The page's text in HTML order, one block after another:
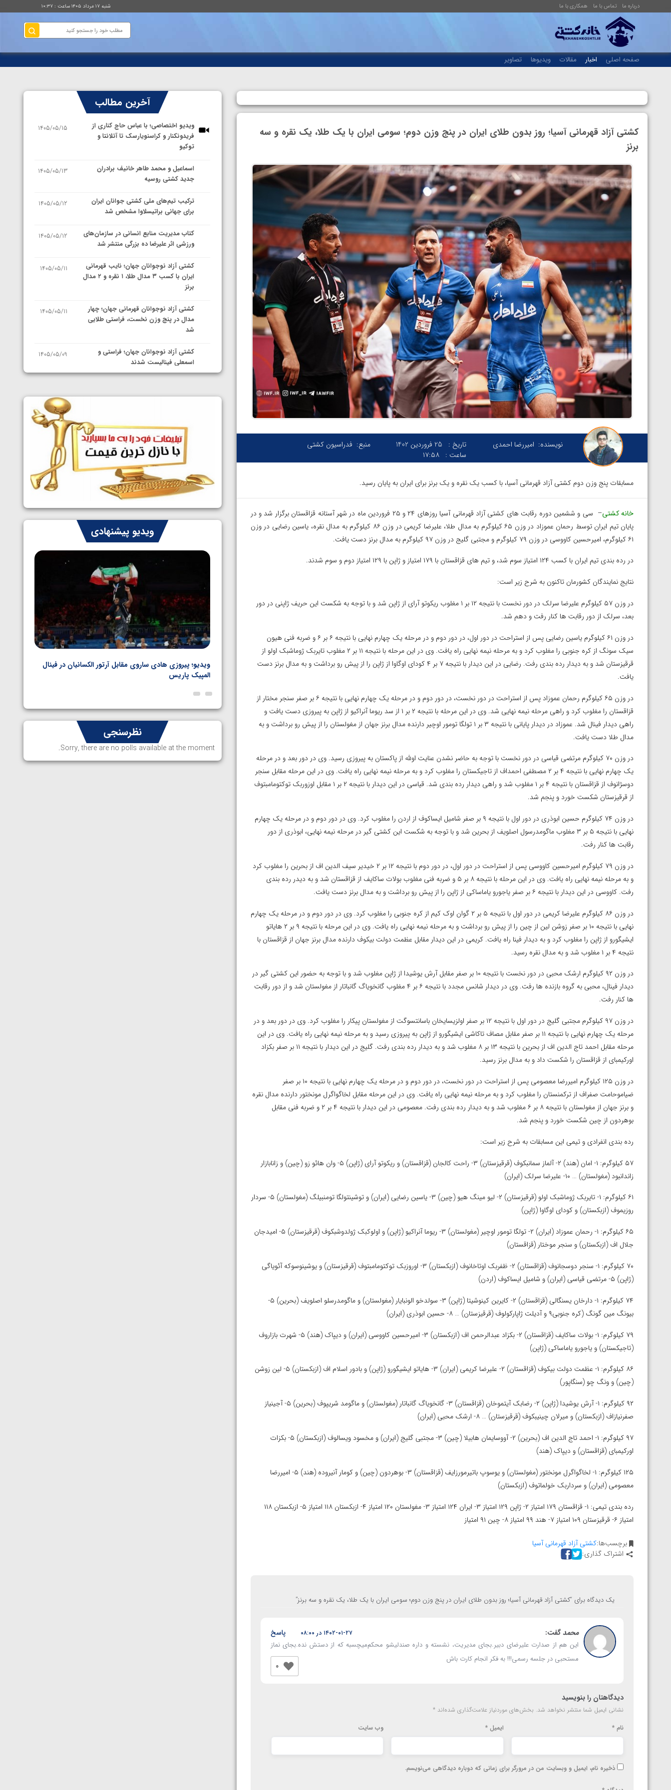
درباره ما تماس با ما همکاری با ما شنبه ۱۷ مرداد ۱۴۰۵ ساعت : ۱۰:۳۷
صفحه اصلی اخبار مقالات ویدیوها تصاویر
کشتی آزاد قهرمانی آسیا؛ روز بدون طلای ایران در پنج وزن دوم؛ سومی ایران با یک طلا، یک نقره و سه
برنز
نویسنده: امیررضا احمدی تاریخ :
25 فروردین 1402
ساعت : ۱۷:۵۸
منبع: فدراسیون کشتی
مسابقات پنج وزن دوم کشتی آزاد قهرمانی آسیا، با کسب یک نقره و یک برنز برای ایران به پایان رسید.
خانه کشتی
– سی و ششمین دوره رقابت های کشتی آزاد قهرمانی آسیا روزهای ۲۴ و ۲۵ فروردین ماه در شهر آستانه قزاقستان برگزار شد و در
پایان تیم ایران توسط رحمان عموزاد در وزن ۶۵ کیلوگرم به مدال طلا، علیرضا کریمی در وزن ۸۶ کیلوگرم به مدال نقره، یاسین رضایی در وزن
۶۱ کیلوگرم، امیرحسین کاووسی در وزن ۷۹ کیلوگرم و مجتبی گلیج در وزن ۹۷ کیلوگرم به مدال برنز دست یافت.
در رده بندی تیم ایران با کسب ۱۲۴ امتیاز سوم شد، و تیم های قزاقستان با ۱۷۹ امتیاز و ژاپن با ۱۲۹ امتیاز دوم و سوم شدند.
نتایج نمایندگان کشورمان تاکنون به شرح زیر است:
در وزن ۵۷ کیلوگرم علیرضا سرلک در دور نخست با نتیجه ۱۲ بر ۱ مغلوب ریکوتو آرای از ژاپن شد و با توجه به شکست این حریف ژاپنی در دور
بعد، سرلک از دور رقابت ها کنار رفت و دهم شد.
در وزن ۶۱ کیلوگرم یاسین رضایی پس از استراحت در دور اول، در دور دوم و در مرحله یک چهارم نهایی با نتیجه ۶ بر ۶ و ضربه فنی هیون
سیک سونگ از کره جنوبی را مغلوب کرد و به مرحله نیمه نهایی راه یافت. وی در این مرحله با نتیجه ۱۱ بر ۲ مغلوب تایربک ژوماشبک اولو از
قرقیزستان شد و به دیدار رده بندی رفت. رضایی در این دیدار با نتیجه ۷ بر ۴ کودای اوگاوا از ژاپن را از پیش رو برداشت و به مدال برنز دست
یافت.
در وزن ۶۵ کیلوگرم رحمان عموزاد پس از استراحت در دور نخست، در دور دوم و در مرحله یک چهارم نهایی با نتیجه ۶ بر صفر سنجر مختار از
قزاقستان را مغلوب کرد و راهی مرحله نیمه نهایی شد. وی در این مرحله با نتیجه ۲ بر ۱ از سد ریوما آنراکیو از ژاپن به پیروزی دست یافت و
راهی دیدار فینال شد. عموزاد در دیدار پایانی با نتیجه ۳ بر ۱ تولگا تومور اوچیر دارنده مدال برنز جهان از مغولستان را از پیش رو برداشت و به
مدال طلا دست یافت.
در وزن ۷۰ کیلوگرم مرتضی قیاسی در دور نخست با توجه به حاضر نشدن عنایت اولله از پاکستان به پیروزی رسید. وی در دور بعد و در مرحله
یک چهارم نهایی با نتیجه ۴ بر ۲ مصطفی احمداف از تاجیکستان را مغلوب کرد و به مرحله نیمه نهایی راه یافت. وی در این مرحله مقابل سنجر
دوسژانوف از قزاقستان با نتیجه ۴ بر ۱ مغلوب شد و راهی دیدار رده بندی شد. قیاسی در این دیدار با نتیجه ۲ بر ۱ مقابل اوزوربک توکتومامبتوف
از قرقیزستان شکست خورد و پنجم شد.
در وزن ۷۴ کیلوگرم حسین ابوذری در دور اول با نتیجه ۹ بر صفر شامیل ایساکوف از اردن را مغلوب کرد. وی در دور دوم و در مرحله یک چهارم
نهایی با نتیجه ۵ بر ۳ مغلوب ماگومدرسول اصلویف از بحرین شد و با توجه به شکست این کشتی گیر در مرحله نیمه نهایی، ابوذری از دور
رقابت ها کنار رفت.
در وزن ۷۹ کیلوگرم امیرحسین کاووسی پس از استراحت در دور اول، در دور دوم با نتیجه ۱۲ بر ۲ خیدیر سیف الدین اف از بحرین را مغلوب کرد
و به مرحله نیمه نهایی راه یافت. وی در این مرحله با نتیجه ۸ بر ۵ و ضربه فنی مغلوب بولات ساکایف از قزاقستان شد و به دیدر رده بندی
رفت. کاووسی در این دیدار با نتیجه ۶ بر صفر یاجورو یاماساکی از ژاپن را از پیش رو برداشت و به مدال برنز دست یافت.
در وزن ۸۶ کیلوگرم علیرضا کریمی در دور اول با نتیجه ۵ بر ۲ گوان اوک کیم از کره جنوبی را مغلوب کرد. وی در دور دوم و در مرحله یک چهارم
نهایی با نتیجه ۱۰ بر صفر زوشن لین از چین را از پیش رو برداشت و به مرحله نیمه نهایی راه یافت. وی در این مرحله با نتیجه ۹ بر ۲ هایاتو
ایشیگورو از ژاپن را مغلوب کرد و به دیدار فینا راه یافت. کریمی در این دیدار مقابل عظمت دولت بیکوف دارنده مدال برنز جهان از قزاقستان با
نتیجه ۴ بر ۱ مغلوب شد و به مدال نقره رسید.
در وزن ۹۲ کیلوگرم ارشک محبی در دور نخست با نتیجه ۱۰ بر صفر مقابل آرش یوشیدا از ژاپن مغلوب شد و با توجه به حضور این کشتی گیر در
دیدار فینال،‌ محبی به گروه بازنده ها رفت. وی در دیدار شانس مجدد با نتیجه ۶ بر ۴ مغلوب گانخویاگ گانباتار از مغولستان شد و از دور رقابت
ها کنار رفت.
در وزن ۹۷ کیلوگرم مجتبی گلیج در دور اول با نتیجه ۱۲ بر صفر اولزیسایخان باسانتسوگت از مغولستان پیکار را مغلوب کرد. وی در دور بعد و در
مرحله یک چهارم نهایی با نتیجه ۱۱ بر صفر مقابل مصاف تاکاشی ایشیگورو از ژاپن به پیروزی رسید و به مرحله نیمه نهایی راه یافت. وی در این
مرحله مقابل احمد تاج الدین اف از بحرین با نتیجه ۱۳ بر ۸ مغلوب شد و به دیدار رده بندی رفت. گلیج در این دیدار با نتیجه ۱۱ بر صفر بکزاد
اورکیمبای از قزاقستان را شکست داد و به مدال برنز رسید.
در وزن ۱۲۵ کیلوگرم امیررضا معصومی پس از استراحت در دور نخست،‌ در دور دوم و در مرحله یک چهارم نهایی با نتیجه ۱۰ بر صفر
ضیاموحامت صفراف از ترکمنستان را مغلوب کرد و به مرحله نیمه نهایی راه یافت. وی در این مرحله مقابل لخاگواگرل مونختور دارنده مدال نقره
و برنز جهان از مغولستان با نتیجه ۸ بر ۶ مغلوب شد و به دیدار رده بندی رفت. معصومی در این دیدار با نتیجه ۴ بر ۲ و ضربه فنی مقابل
بوهردون از چین شکست خورد و پنجم شد.
رده بندی انفرادی و تیمی این مسابقات به شرح زیر است:
۵۷ کیلوگرم: ۱- امان (هند) ۲- آلماز سمانبکوف (قرقیزستان) ۳- راحت کالجان (قزاقستان) و ریکوتو آرای (ژاپن) ۵- وان هائو زو (چین) و زانابازار
زاندانبود (مغولستان) … ۱۰- علیرضا سرلک (ایران)
۶۱ کیلوگرم: ۱- تایربک ژوماشبک اولو (قرقیزستان) ۲- لیو مینگ هیو (چین) ۳- یاسین رضایی (ایران) و توشینتولگا تومنبیلگ (مغولستان) ۵- سردار
روزیموف (ازبکستان) و کودای اوگاوا (ژاپن)
۶۵ کیلوگرم: ۱- رحمان عموزاد (ایران) ۲- تولگا تومور اوچیر (مغولستان) ۳- ریوما آنراکیو (ژاپن) و اولوکبک ژولدوشبکوف (قرقیزستان) ۵- امیدجان
جلال اف (ازبکستان) و سنجر موختار (قزاقستان)
۷۰ کیلوگرم: ۱- سنجر دوسجانوف (قزاقستان) ۲- ظفربک اوتاخانوف (ازبکستان) ۳- اوروزبک توکتومامبتوف (قرقیزستان) و یوشینوسوکه آئویاگی
(ژاپن) ۵- مرتضی قیاسی (ایران) و شامیل ایساکوف (اردن)
۷۴ کیلوگرم: ۱- دارخان یسنگالی (قزاقستان) ۲- کایرین کینوشیتا (ژاپن) ۳- سولدخو الونبایار (مغولستان) و ماگومدرسلو اصلویف (بحرین) ۵-
بیونگ مین گونگ (کره جنوبی۹ و آدیلت ژاپارکولوف (قرقیزستان) … ۸- حسین ابوذری (ایران)
۷۹ کیلوگرم: ۱- بولات ساکایف (قزاقستان) ۲- بکزاد عبدالرحمن اف (ازبکستان) ۳- امیرحسین کاووسی (ایران) و دیپاک (هند) ۵- شهرت بازاروف
(تاجیکستان) و یاجورو یاماساکی (ژاپن)
۸۶ کیلوگرم: ۱- عظمت دولت بیکوف (قزاقستان) ۲- علیرضا کریمی (ایران) ۳- هایاتو ایشیگورو (ژاپن) و بادور اسلام اف (ازبکستان) ۵- لین زوشن
(چین) و ونگ چو (سنگاپور)
۹۲ کیلوگرم: ۱- آرش یوشیدا (ژاپن) ۲- رضابک آیتموخان (قزاقستان) ۳- گانخویاگ گانباتار (مغولستان) و ماگومد شریپوف (بحرین) ۵- آجینیاز
صفرنیازاف (ازبکستان) و میرلان چینیبکوف (قرقیزستان) … ۸- ارشک محبی (ایران)
۹۷ کیلوگرم: ۱- احمد تاج الدین اف (بحرین) ۲- آووسایمان هابیلا (چین) ۳- مجتبی گلیج (ایران) و مخسود ویسالوف (ازبکستان) ۵- بکزات
اورکیمبای (قزاقستان) و دیپاک (هند)
۱۲۵ کیلوگرم: ۱- لخاگواگرل مونختور (مغولستان) و یوسوپ باتیرمورزایف (قزاقستان) ۳- بوهردون (چین) و کومار آنیروده (هند) ۵- امیررضا
معصومی (ایران) و سرداربک خولماتوف (ازبکستان)
رده بندی تیمی: ۱- قزاقستان ۱۷۹ امتیاز ۲- ژاپن ۱۲۹ امتیاز ۳- ایران ۱۲۴ امتیاز ۳- مغولستان ۱۲۰ امتیاز ۴- ازبکستان ۱۱۸ امتیاز ۵- ازبکستان ۱۱۸
امتیاز ۶- قرقیزستان ۱۰۹ امتیاز ۷- هند ۹۹ امتیاز ۸- چین ۹۱ امتیاز
برچسب‌ها:کشتی آزاد قهرمانی آسیا
اشتراک گذاری:
یک دیدگاه برای “کشتی آزاد قهرمانی آسیا؛ روز بدون طلای ایران در پنج وزن دوم؛ سومی ایران با یک طلا، یک نقره و سه برنز”
محمدگفت: ۱۴۰۲-۰۱-۲۷ در ۰۸:۰۰
این هم از صدارت علیرضای دبیر.بجای مدیریت، نشسته و داره صندلیشو محکم‌میچسبه که از دستش نده.بجای نماز
مستحبی در جلسه رسمی!!! به فکر انجام کارت باش
0
پاسخ
دیدگاهتان را بنویسید
نشانی ایمیل شما منتشر نخواهد شد. بخش‌های موردنیاز علامت‌گذاری شده‌اند *
نام * ایمیل* وب‌ سایت
ذخیره نام، ایمیل و وبسایت من در مرورگر برای زمانی که دوباره دیدگاهی می‌نویسم.
آخرین مطالب
ویدیو اختصاصی؛ با عباس حاج کناری از
فریدونکنار و کراسنویارسک تا آتلانتا و
توکیو
1405/05/15
اسماعیل و محمد طاهر خانیف برادران
جدید کشتی روسیه
1405/05/13
ترکیب تیم‌های ملی کشتی جوانان ایران
برای جهانی براتیسلاوا مشخص شد
1405/05/12
کتاب مدیریت منابع انسانی در سازمان‌های
ورزشی اثر علیرضا ده بزرگی منتشر شد
1405/05/12
کشتی آزاد نوجوانان جهان؛ نایب قهرمانی
ایران با کسب ۳ مدال طلا، ۱ نقره و ۲ مدال
برنز
1405/05/11
کشتی آزاد نوجوانان قهرمانی جهان؛ چهار
مدال در پنج وزن نخست، فراستی طلایی
شد
1405/05/11
کشتی آزاد نوجوانان جهان؛ فراستی و
اسمعلی فینالیست شدند
1405/05/09
نمایندگان ایران مشخص شدند
سوم برای ایران
1405/05/07
ایران چشم به راه چهار مدال در پنج وزن
دوم کشتی فرنگی نوجوانان جهان
1405/05/06
ویدیو پیشنهادی
امین میرزازاده
ویدیو؛ باخت امین کاویانی نژاد مقابل مالخاز آمویان از
ویدیو؛ صعود حسن یزدانی به فینال المپیک با برتری مقابل
ویدیو؛ پیروزی هادی ساروی مقابل آرتور الکسانیان در فینال
المپیک پاریس
نظرسنجی
Sorry, there are no polls available at the moment.